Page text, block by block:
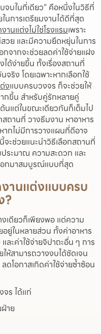
บในที่เดียว” คือหนึ่งในวิธีที่
การเตรียมงานได้ดีที่สุด
านแต่งไม่ใช่โรงแรมเพราะ
วย และมีความยืดหยุ่นในการ
จากจะช่วยลดค่าใช้จ่ายแฝง
ด้ง่ายขึ้น ทั้งเรื่องสถานที่
ริง โดยเฉพาะหากเลือกใช้
งแบบครบวงจร ก็จะช่วยให้
กขึ้น สำหรับคู่รักหลายคู่
นแต่ในขณะเดียวกันก็เต็มไป
ถานที่ วางธีมงาน หาอาหาร
กไม่มีการวางแผนที่ดีอาจ
ะช่วยแนะนำวิธีเลือกสถานที่
ระมาณ ความสะดวก และ
กมาสมบูรณ์แบบที่สุด
านแต่งแบบครบ
?
เดียวก็เพียงพอ แต่ความ
ยู่ในหลายส่วน ทั้งค่าอาหาร
ละค่าใช้จ่ายจิปาถะอื่น ๆ การ
ห้สามารถวางงบได้ชัดเจน
โอกาสเกิดค่าใช้จ่ายซ้ำซ้อน
ร ได้แก่
าย